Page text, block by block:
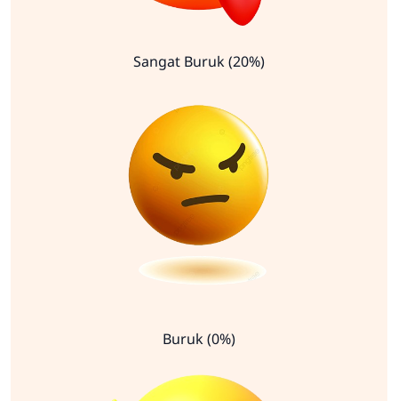
Sangat Buruk (20%)
Buruk (0%)